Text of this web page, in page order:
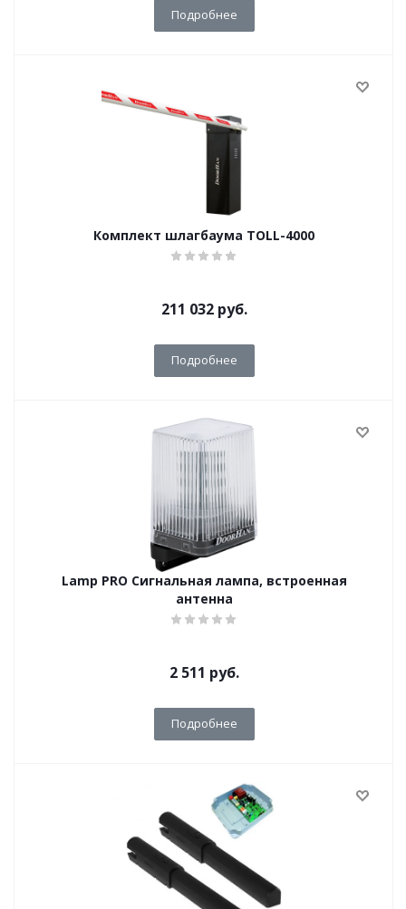
Подробнее
Комплект шлагбаума TOLL-4000
211 032руб.
Подробнее
Lamp PRO Сигнальная лампа, встроенная
антенна
2 511 руб.
Подробнее